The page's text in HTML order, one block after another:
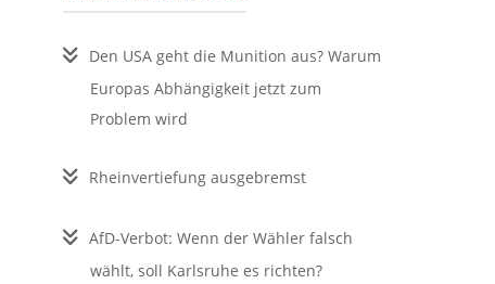
Den USA geht die Munition aus? Warum
Europas Abhängigkeit jetzt zum
Problem wird
Rheinvertiefung ausgebremst
AfD-Verbot: Wenn der Wähler falsch
wählt, soll Karlsruhe es richten?